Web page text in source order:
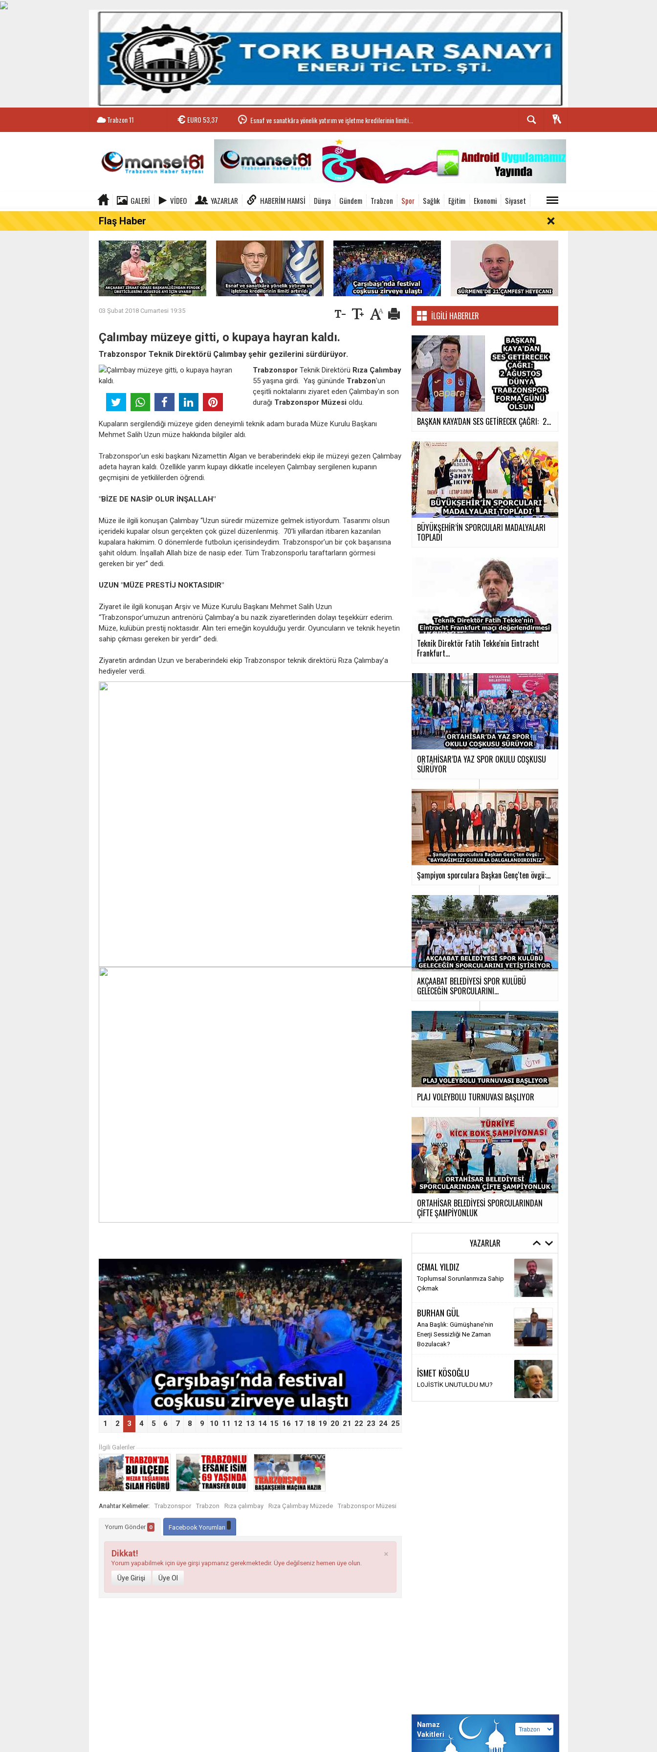
Trabzon11 EURO53,37 Esnaf ve sanatkâra yönelik yatırım ve işletme kredilerinin limiti...
GALERI VIDEO YAZARLAR HABERIM HAMSI Dünya Gündem Trabzon Spor Sağlık Eğitim Ekonomi Siyaset
Flaş Haber
AKÇAABAT ZİRAAT ODASI BAŞKANLIĞINDAN FINDIK ÜRETİCİLERİNE AĞUSTOS AYI İÇİN UYARI!
03 Şubat 2018 Cumartesi 19:35
Çalımbay müzeye gitti, o kupaya hayran kaldı.
Trabzonspor Teknik Direktörü Çalımbay şehir gezilerini sürdürüyor.
Trabzonspor Teknik Direktörü Rıza Çalımbay
55 yaşına girdi. Yaş gününde Trabzon'un
çeşitli noktalarını ziyaret eden Çalımbay'ın son
durağı Trabzonspor Müzesi oldu.
Kupaların sergilendiği müzeye giden deneyimli teknik adam burada Müze Kurulu Başkanı
Mehmet Salih Uzun müze hakkında bilgiler aldı.
Trabzonspor’un eski başkanı Nizamettin Algan ve beraberindeki ekip ile müzeyi gezen Çalımbay
adeta hayran kaldı. Özellikle yarım kupayı dikkatle inceleyen Çalımbay sergilenen kupanın
geçmişini de yetkililerden öğrendi.
"BİZE DE NASİP OLUR İNŞALLAH"
Müze ile ilgili konuşan Çalımbay “Uzun süredir müzemize gelmek istiyordum. Tasarımı olsun
içerideki kupalar olsun gerçekten çok güzel düzenlenmiş. 70’li yıllardan itibaren kazanılan
kupalara hakimim. O dönemlerde futbolun içerisindeydim. Trabzonspor’un bir çok başarısına
şahit oldum. İnşallah Allah bize de nasip eder. Tüm Trabzonsporlu taraftarların görmesi
gereken bir yer” dedi.
UZUN "MÜZE PRESTİJ NOKTASIDIR"
Ziyaret ile ilgili konuşan Arşiv ve Müze Kurulu Başkanı Mehmet Salih Uzun
“Trabzonspor’umuzun antrenörü Çalımbay’a bu nazik ziyaretlerinden dolayı teşekkürr ederim.
Müze, kulübün prestij noktasıdır. Alın teri emeğin koyulduğu yerdir. Oyuncuların ve teknik heyetin
sahip çıkması gereken bir yerdir” dedi.
Ziyaretin ardından Uzun ve beraberindeki ekip Trabzonspor teknik direktörü Rıza Çalımbay’a
hediyeler verdi.
1 2 3 4 5 6 7 8 9 10 11 12 13 14 15 16 17 18 19 20 21 22 23 24 25
İlgili Galeriler
Anahtar Kelimeler: Trabzonspor Trabzon Rıza çalımbay Rıza Çalımbay Müzede Trabzonspor Müzesi
Yorum Gönder 0 Facebook Yorumları
×
Dikkat!
Yorum yapabilmek için üye girşi yapmanız gerekmektedir. Üye değilseniz hemen üye olun.
Üye Girişi Üye Ol
İLGILI HABERLER
BAŞKAN KAYA'DAN SES GETİRECEK ÇAĞRI: 2...
BÜYÜKŞEHİR’İN SPORCULARI MADALYALARI
TOPLADI
Teknik Direktör Fatih Tekke'nin Eintracht
Frankfurt...
ORTAHİSAR’DA YAZ SPOR OKULU COŞKUSU
SÜRÜYOR
Şampiyon sporculara Başkan Genç'ten övgü:...
AKÇAABAT BELEDİYESİ SPOR KULÜBÜ
GELECEĞİN SPORCULARINI...
PLAJ VOLEYBOLU TURNUVASI BAŞLIYOR
ORTAHİSAR BELEDİYESİ SPORCULARINDAN
ÇİFTE ŞAMPİYONLUK
YAZARLAR
CEMAL YILDIZ
Toplumsal Sorunlarımıza Sahip
Çıkmak
BURHAN GÜL
Ana Başlık: Gümüşhane'nin
Enerji Sessizliği Ne Zaman
Bozulacak?
İSMET KÖSOĞLU
LOJİSTİK UNUTULDU MU?
Namaz
Vakitleri